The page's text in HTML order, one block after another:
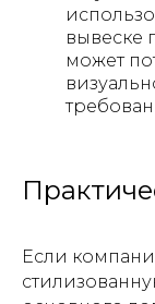
вывеске
может
Если